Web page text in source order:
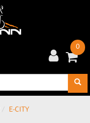
0
E-CITY